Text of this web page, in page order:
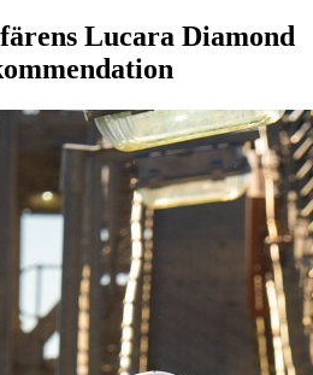
Lucara Diamond